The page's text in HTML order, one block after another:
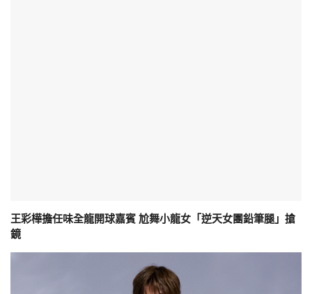
王彩樺擔任味全龍開球嘉賓 尬舞小龍女「逆天女團鉛筆腿」搶
鏡